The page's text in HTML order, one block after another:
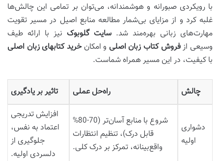
با رویکردی صبورانه و هوشمندانه، می‌توان بر تمامی این چالش‌ها
غلبه کرد و از مزایای بی‌شمار مطالعه منابع اصیل در مسیر تقویت
مهارت‌های زبانی بهره‌مند شد. سایت گلوبوک نیز با ارائه طیف
وسیعی ازفروش کتاب زبان اصلی و امکانخرید کتابهای زبان اصلی
با کیفیت، در این مسیر همراه شماست.
چالش راه‌حل عملی تاثیر بر یادگیری
دشواری
اولیه
شروع با منابع آسان‌تر (70-80%
قابل درک)، تنظیم انتظارات
واقع‌بینانه، تمرکز بر درک کلی.
افزایش تدریجی
اعتماد به نفس،
جلوگیری از
دلسردی اولیه.